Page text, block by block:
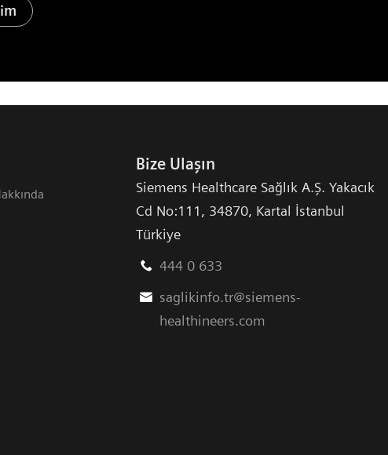
Bize Ulaşın
Siemens Healthcare Sağlık A.Ş. Yakacık
Cd No:111, 34870, Kartal İstanbul
Türkiye
444 0 633
saglikinfo.tr@siemens-
healthineers.com